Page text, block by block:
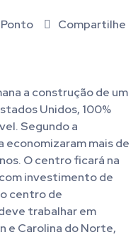
Compartilhe
a construção de um
Unidos, 100%
Segundo a
economizaram mais de
O centro ficará na
investimento de
centro de
trabalhar em
e Carolina do Norte,